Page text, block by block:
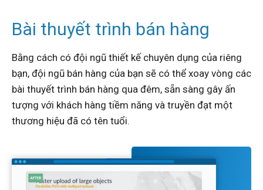
Bài thuyết trình bán hàng
Bằng cách có đội ngũ thiết kế chuyên dụng của riêng
bạn, đội ngũ bán hàng của bạn sẽ có thể xoay vòng các
bài thuyết trình bán hàng qua đêm, sẵn sàng gây ấn
tượng với khách hàng tiềm năng và truyền đạt một
thương hiệu đã có tên tuổi.